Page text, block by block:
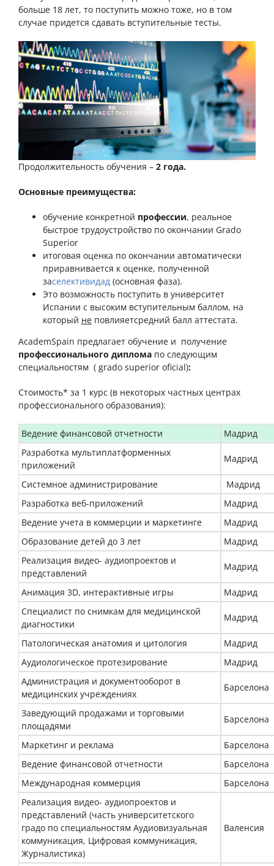
больше 18 лет, то поступить можно тоже, но в том
случае придется сдавать вступительные тесты.
Продолжительность обучения – 2 года.
Основные преимущества:
обучение конкретной профессии, реальное
быстрое трудоустройство по окончании Grado
Superior
итоговая оценка по окончании автоматически
приравнивается к оценке, полученной
заселективидад (основная фаза).
Это возможность поступить в университет
Испании c высоким вступительным баллом, на
который не повлияетсредний балл аттестата.
AcademSpain предлагает обучение и получение
профессионального диплома по следующим
специальностям ( grado superior oficial):
Стоимость* за 1 курс (в некоторых частных центрах
профессионального образования):
Ведение финансовой отчетности
Мадрид
Разработка мультиплатформенных
приложений
Мадрид
Системное администрирование
Мадрид
Разработка веб-приложений
Мадрид
Ведение учета в коммерции и маркетинге
Мадрид
Образование детей до 3 лет
Мадрид
Реализация видео- аудиопроектов и
представлений
Мадрид
Анимация 3D, интерактивные игры
Мадрид
Специалист по снимкам для медицинской
диагностики
Мадрид
Патологическая анатомия и цитология
Мадрид
Аудиологическое протезирование
Мадрид
Администрация и документооборот в
медицинских учреждениях
Барселона
Заведующий продажами и торговыми
площадями
Барселона
Маркетинг и реклама
Барселона
Ведение финансовой отчетности
Барселона
Международная коммерция
Барселона
Реализация видео- аудиопроектов и
представлений (часть университетского
градо по специальностям Аудиовизуальная
коммуникация, Цифровая коммуникация,
Журналистика)
Валенсия